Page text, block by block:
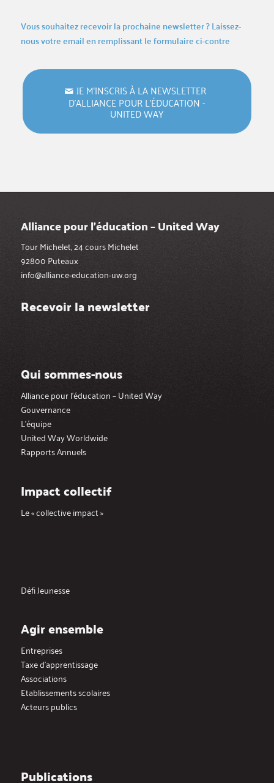
Vous souhaitez recevoir la prochaine newsletter ? Laissez-
nous votre email en remplissant le formulaire ci-contre
JE M‘INSCRIS À LA NEWSLETTER
D’ALLIANCE POUR L’ÉDUCATION -
UNITED WAY
Alliance pour l’éducation – United Way
Tour Michelet, 24 cours Michelet
92800 Puteaux
info@alliance-education-uw.org
Recevoir la newsletter
Qui sommes-nous
Alliance pour l’éducation – United Way
Gouvernance
L’équipe
United Way Worldwide
Rapports Annuels
Impact collectif
Le « collective impact »
Défi Jeunesse
Agir ensemble
Entreprises
Taxe d’apprentissage
Associations
Etablissements scolaires
Acteurs publics
Publications